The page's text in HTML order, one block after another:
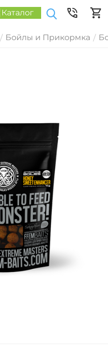
Каталог
/ Бойлы и Прикормка /